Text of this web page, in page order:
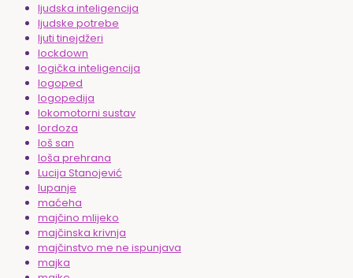
ljudska inteligencija
ljudske potrebe
ljuti tinejdžeri
lockdown
logička inteligencija
logoped
logopedija
lokomotorni sustav
lordoza
loš san
loša prehrana
Lucija Stanojević
lupanje
maćeha
majčino mlijeko
majčinska krivnja
majčinstvo me ne ispunjava
majka